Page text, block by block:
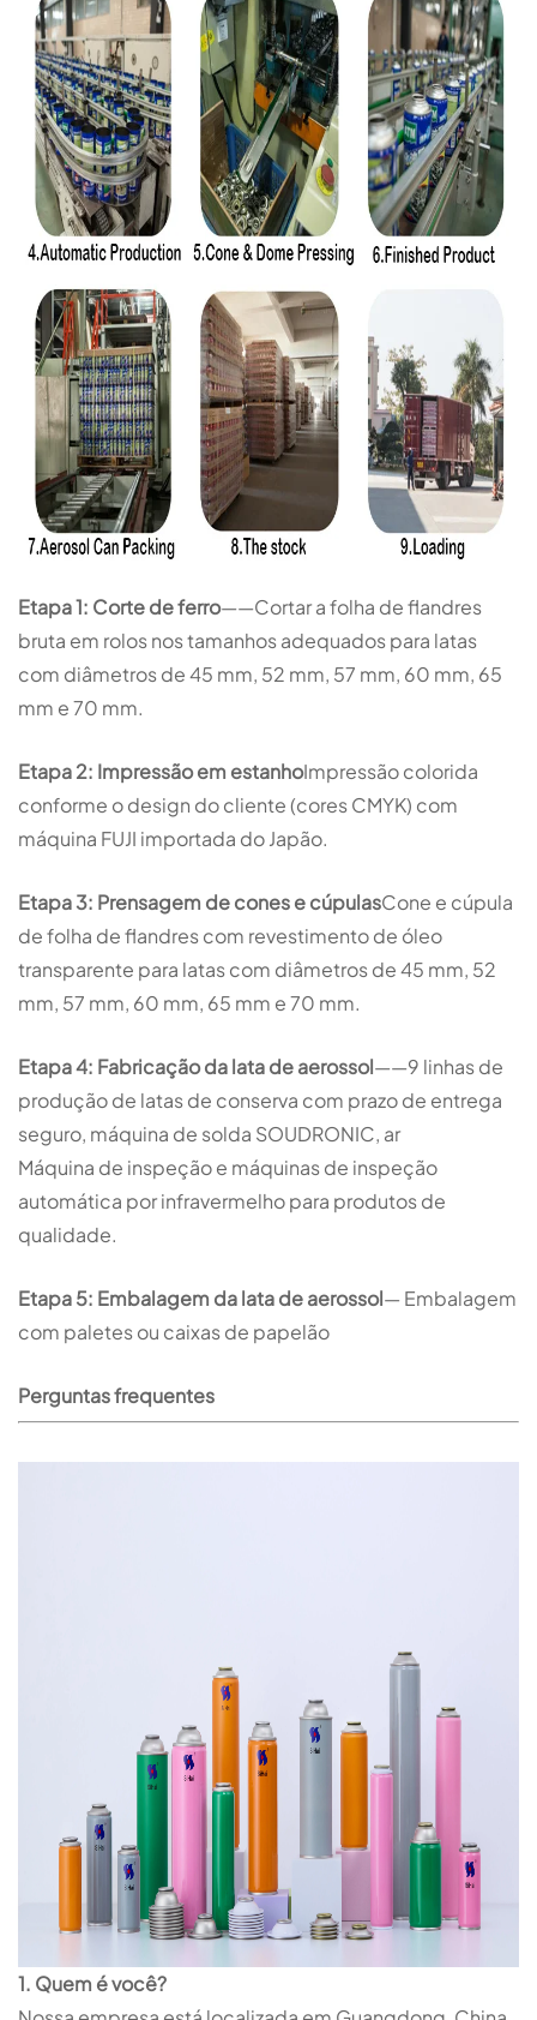
Etapa 1: Corte de ferro——Cortar a folha de flandres
bruta em rolos nos tamanhos adequados para latas
com diâmetros de 45 mm, 52 mm, 57 mm, 60 mm, 65
mm e 70 mm.
Etapa 2: Impressão em estanhoImpressão colorida
conforme o design do cliente (cores CMYK) com
máquina FUJI importada do Japão.
Etapa 3: Prensagem de cones e cúpulasCone e cúpula
de folha de flandres com revestimento de óleo
transparente para latas com diâmetros de 45 mm, 52
mm, 57 mm, 60 mm, 65 mm e 70 mm.
Etapa 4: Fabricação da lata de aerossol——9 linhas de
produção de latas de conserva com prazo de entrega
seguro, máquina de solda SOUDRONIC, ar
Máquina de inspeção e máquinas de inspeção
automática por infravermelho para produtos de
qualidade.
Etapa 5: Embalagem da lata de aerossol— Embalagem
com paletes ou caixas de papelão
Perguntas frequentes
1. Quem é você?